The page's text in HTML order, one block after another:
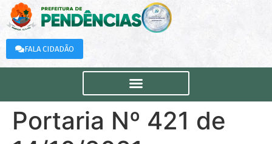
FALA CIDADÃO
Portaria Nº 421 de